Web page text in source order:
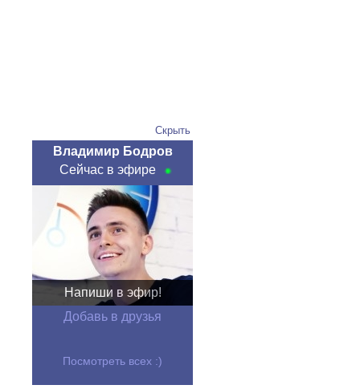
Скрыть
Владимир Бодров
Сейчас в эфире
Напиши в эфир!
Добавь в друзья
Посмотреть всех :)